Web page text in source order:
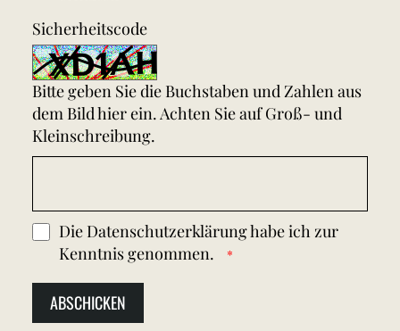
Sicherheitscode
Bitte geben Sie die Buchstaben und Zahlen aus
dem Bild hier ein. Achten Sie auf Groß- und
Kleinschreibung.
Die Datenschutzerklärunghabe ich zur
Kenntnis genommen.
ABSCHICKEN